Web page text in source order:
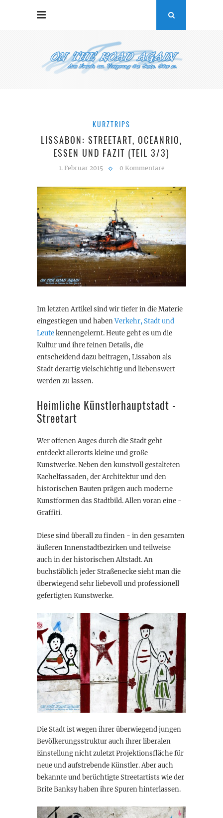
KURZTRIPS
LISSABON: STREETART, OCEANRIO,
ESSEN UND FAZIT (TEIL 3/3)
1. Februar 2015 0 Kommentare
Im letzten Artikel sind wir tiefer in die Materie
eingestiegen und habenVerkehr, Stadt und
Leutekennengelernt. Heute geht es um die
Kultur und ihre feinen Details, die
entscheidend dazu beitragen, Lissabon als
Stadt derartig vielschichtig und liebenswert
werden zu lassen.
Heimliche Künstlerhauptstadt -
Streetart
Wer offenen Auges durch die Stadt geht
entdeckt allerorts kleine und große
Kunstwerke. Neben den kunstvoll gestalteten
Kachelfassaden, der Architektur und den
historischen Bauten prägen auch moderne
Kunstformen das Stadtbild. Allen voran eine -
Graffiti.
Diese sind überall zu finden - in den gesamten
äußeren Innenstadtbezirken und teilweise
auch in der historischen Altstadt. An
buchstäblich jeder Straßenecke sieht man die
überwiegend sehr liebevoll und professionell
gefertigten Kunstwerke.
Die Stadt ist wegen ihrer überwiegend jungen
Bevölkerungsstruktur auch ihrer liberalen
Einstellung nicht zuletzt Projektionsfläche für
neue und aufstrebende Künstler. Aber auch
bekannte und berüchtigte Streetartists wie der
Brite Banksy haben ihre Spuren hinterlassen.